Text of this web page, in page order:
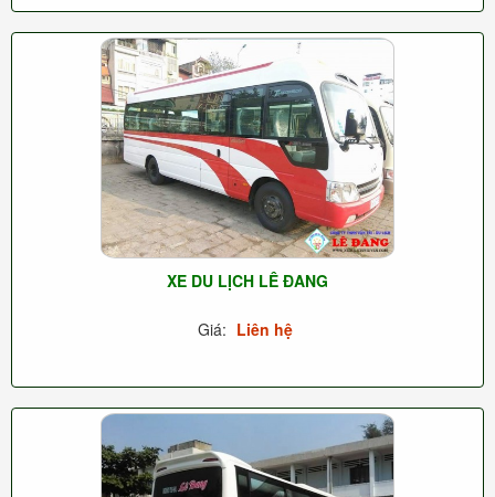
XE DU LỊCH LÊ ĐANG
Giá: Liên hệ